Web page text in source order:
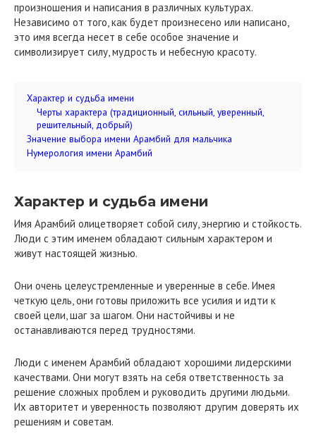
произношения и написания в различных культурах.
Независимо от того, как будет произнесено или написано,
это имя всегда несет в себе особое значение и
символизирует силу, мудрость и небесную красоту.
Характер и судьба имени
Черты характера (традиционный, сильный, уверенный,
решительный, добрый)
Значение выбора имени Арамбий для мальчика
Нумерология имени Арамбий
Характер и судьба имени
Имя Арамбий олицетворяет собой силу, энергию и стойкость.
Люди с этим именем обладают сильным характером и
живут настоящей жизнью.
Они очень целеустремленные и уверенные в себе. Имея
четкую цель, они готовы приложить все усилия и идти к
своей цели, шаг за шагом. Они настойчивы и не
останавливаются перед трудностями.
Люди с именем Арамбий обладают хорошими лидерскими
качествами. Они могут взять на себя ответственность за
решение сложных проблем и руководить другими людьми.
Их авторитет и уверенность позволяют другим доверять их
решениям и советам.